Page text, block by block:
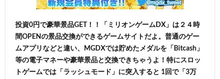
投資0円で豪華景品GET！！「ミリオンゲームDX」は２４時
間OPENの景品交換ができるゲームサイトだよ。普通のゲー
ムアプリなどと違い、MGDXでは貯めたメダルを「Bitcash」
等の電子マネーや豪華景品と交換できちゃうよ！特にスロッ
トゲームでは「ラッシュモード」に突入すると 1回で「3万